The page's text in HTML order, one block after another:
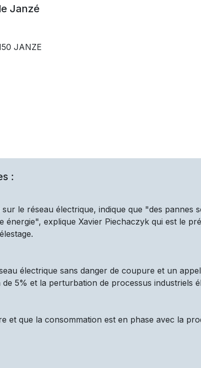
Janzé
JANZE
:
le réseau électrique, indique que "des pannes
énergie", explique Xavier Piechaczyk qui est le
électrique sans danger de coupure et un
de 5% et la perturbation de processus industriels
et que la consommation est en phase avec la